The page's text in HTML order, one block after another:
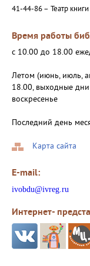
41-44-86 – Театр
Время работы
с 10.00 до 18.00
Летом (июнь, июль,
18.00, выходные дни
воскресенье
Последний день
Карта сайта
E-mail:
ivobdu@ivreg.ru
Интернет-